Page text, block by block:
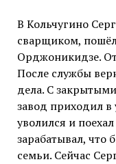
В Кольчугино
сварщиком,
Орджоникидзе.
После службы
дела. С
завод приходил в
уволился и
зарабатывал, что
семьи. Сейчас